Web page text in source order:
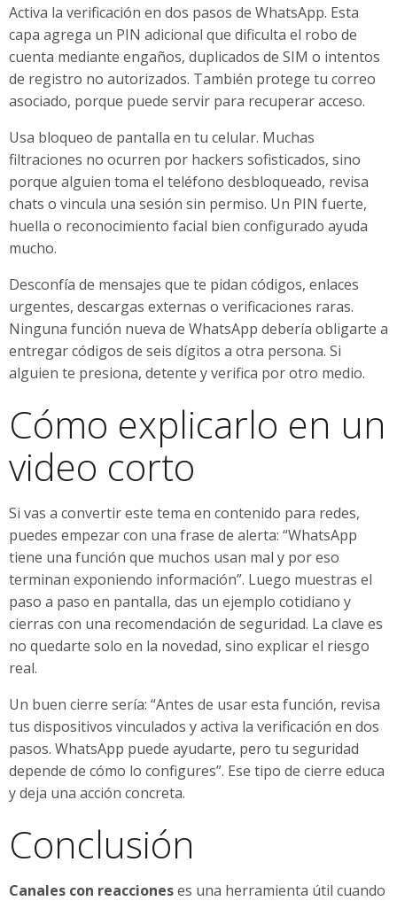
Activa la verificación en dos pasos de WhatsApp. Esta
capa agrega un PIN adicional que dificulta el robo de
cuenta mediante engaños, duplicados de SIM o intentos
de registro no autorizados. También protege tu correo
asociado, porque puede servir para recuperar acceso.
Usa bloqueo de pantalla en tu celular. Muchas
filtraciones no ocurren por hackers sofisticados, sino
porque alguien toma el teléfono desbloqueado, revisa
chats o vincula una sesión sin permiso. Un PIN fuerte,
huella o reconocimiento facial bien configurado ayuda
mucho.
Desconfía de mensajes que te pidan códigos, enlaces
urgentes, descargas externas o verificaciones raras.
Ninguna función nueva de WhatsApp debería obligarte a
entregar códigos de seis dígitos a otra persona. Si
alguien te presiona, detente y verifica por otro medio.
Cómo explicarlo en un
video corto
Si vas a convertir este tema en contenido para redes,
puedes empezar con una frase de alerta: “WhatsApp
tiene una función que muchos usan mal y por eso
terminan exponiendo información”. Luego muestras el
paso a paso en pantalla, das un ejemplo cotidiano y
cierras con una recomendación de seguridad. La clave es
no quedarte solo en la novedad, sino explicar el riesgo
real.
Un buen cierre sería: “Antes de usar esta función, revisa
tus dispositivos vinculados y activa la verificación en dos
pasos. WhatsApp puede ayudarte, pero tu seguridad
depende de cómo lo configures”. Ese tipo de cierre educa
y deja una acción concreta.
Conclusión
Canales con reaccioneses una herramienta útil cuando